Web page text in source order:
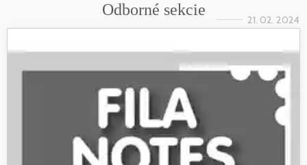
Odborné sekcie
21. 02. 2024